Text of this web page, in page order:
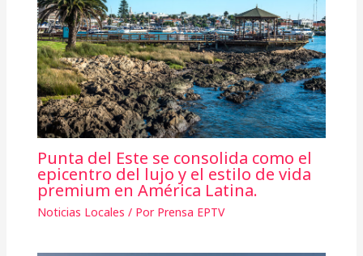
Punta del Este se consolida como el
epicentro del lujo y el estilo de vida
premium en América Latina.
Noticias Locales / Por Prensa EPTV